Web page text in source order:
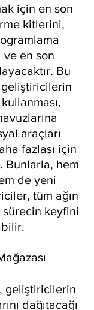
için en son
kitlerini,
en son
Bu
araçları
fazlası için
Bunlarla, hem
de yeni
tüm ağın
sürecin keyfini
geliştiricilerin
dağıtacağı